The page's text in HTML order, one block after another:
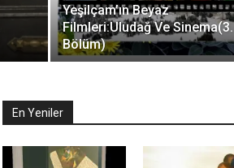
Yeşilçam’ın Beyaz
Filmleri:Uludağ Ve Sinema(3.
Bölüm)
En Yeniler